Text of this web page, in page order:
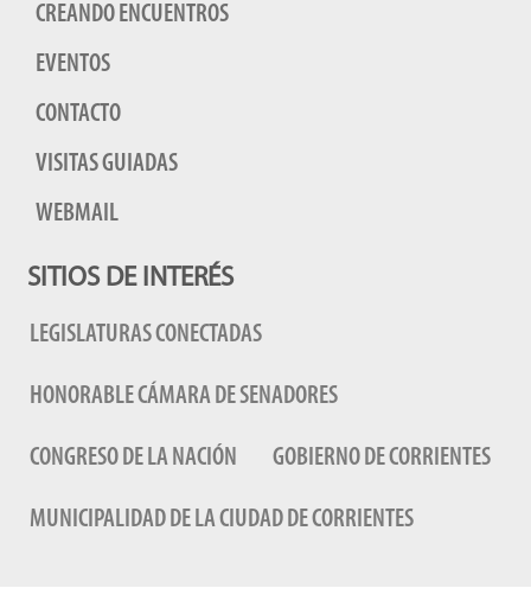
CREANDO ENCUENTROS
EVENTOS
CONTACTO
VISITAS GUIADAS
WEBMAIL
SITIOS DE INTERÉS
LEGISLATURAS CONECTADAS
HONORABLE CÁMARA DE SENADORES
CONGRESO DE LA NACIÓN GOBIERNO DE CORRIENTES
MUNICIPALIDAD DE LA CIUDAD DE CORRIENTES